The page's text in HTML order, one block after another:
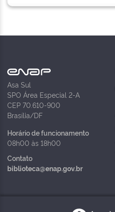
Asa Sul
SPO Área Especial 2-A
CEP 70.610-900
Brasília/DF
Horário de funcionamento
08h00 às 18h00
Contato
biblioteca@enap.gov.br